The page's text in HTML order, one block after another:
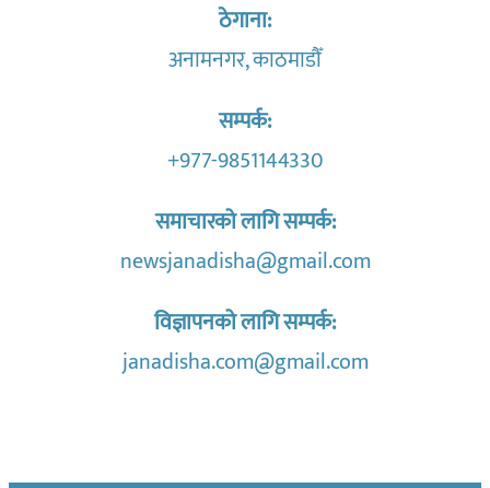
ठेगाना:
अनामनगर, काठमाडौँ
सम्पर्क:
+977-9851144330
समाचारको लागि सम्पर्क:
newsjanadisha@gmail.com
विज्ञापनको लागि सम्पर्क:
janadisha.com@gmail.com